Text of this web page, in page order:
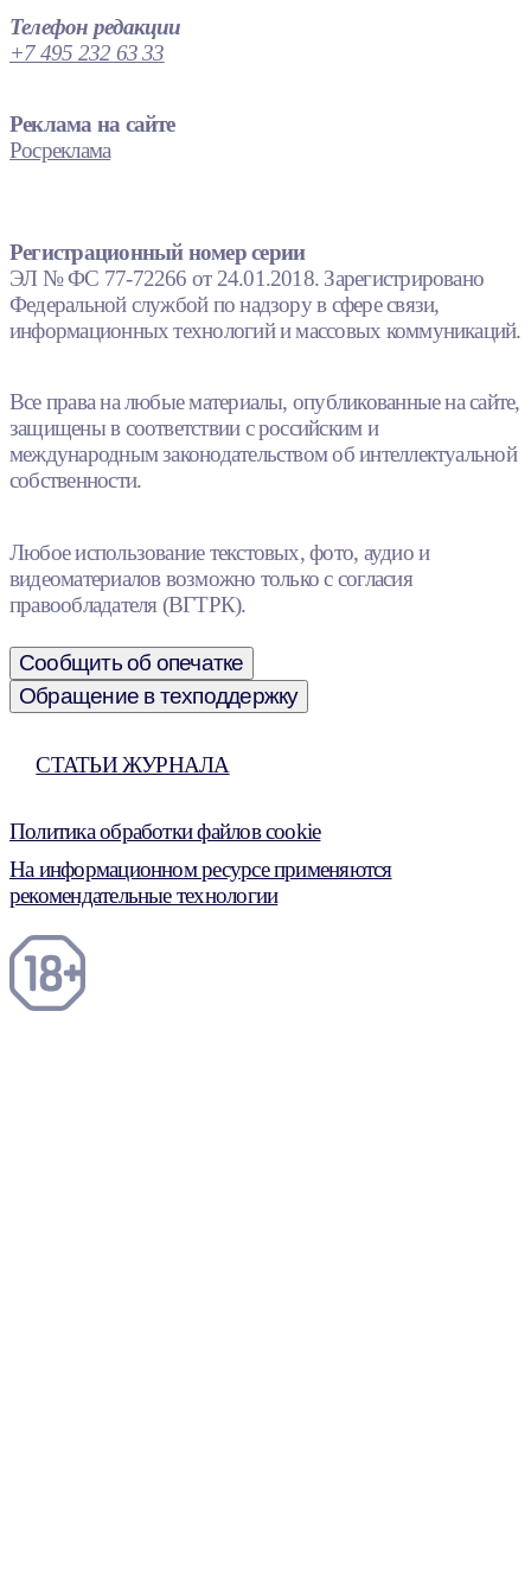
Телефон редакции
+7 495 232 63 33
Реклама на сайте
Росреклама
Регистрационный номер серии
ЭЛ № ФС 77-72266 от 24.01.2018. Зарегистрировано
Федеральной службой по надзору в сфере связи,
информационных технологий и массовых коммуникаций.
Все права на любые материалы, опубликованные на сайте,
защищены в соответствии с российским и
международным законодательством об интеллектуальной
собственности.
Любое использование текстовых, фото, аудио и
видеоматериалов возможно только с согласия
правообладателя (ВГТРК).
Сообщить об опечатке
Обращение в техподдержку
СТАТЬИ ЖУРНАЛА
Политика обработки файлов cookie
На информационном ресурсе применяются
рекомендательные технологии